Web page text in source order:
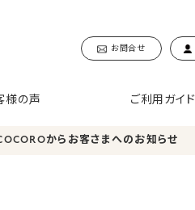
お問合せ
様の声 ご利用ガイド
からお客さまへのお知らせ